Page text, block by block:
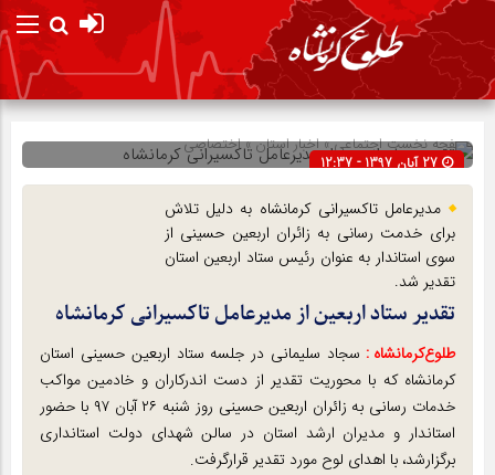
صفحه نخستاجتماعی»اخبار استان»اختصاصی
27 آبان 1397 - 12:37
شناسه : 11581
مدیرعامل تاکسیرانی کرمانشاه به دلیل تلاش
برای خدمت رسانی به زائران اربعین حسینی از
سوی استاندار به عنوان رئیس ستاد اربعین استان
تقدیر شد.
تقدیر ستاد اربعین از مدیرعامل تاکسیرانی کرمانشاه
طلوع‌‌کرمانشاه : سجاد سلیمانی در جلسه ستاد اربعین حسینی استان
کرمانشاه که با محوریت تقدیر از دست اندرکاران و خادمین مواکب
خدمات رسانی به زائران اربعین حسینی روز شنبه ۲۶ آبان ۹۷ با حضور
استاندار و مدیران ارشد استان در سالن شهدای دولت استانداری
برگزارشد، با اهدای لوح مورد تقدیر قرارگرفت.